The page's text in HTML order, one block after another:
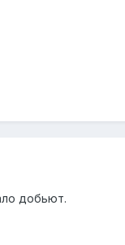
добьют.